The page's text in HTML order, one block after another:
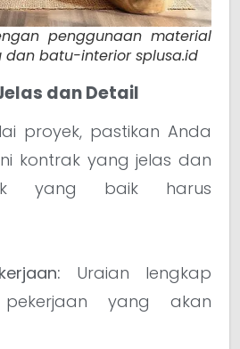
penggunaan material
dan batu-interior splusa.id
dan Detail
proyek, pastikan Anda
kontrak yang jelas dan
yang baik harus
Uraian lengkap
pekerjaan yang akan